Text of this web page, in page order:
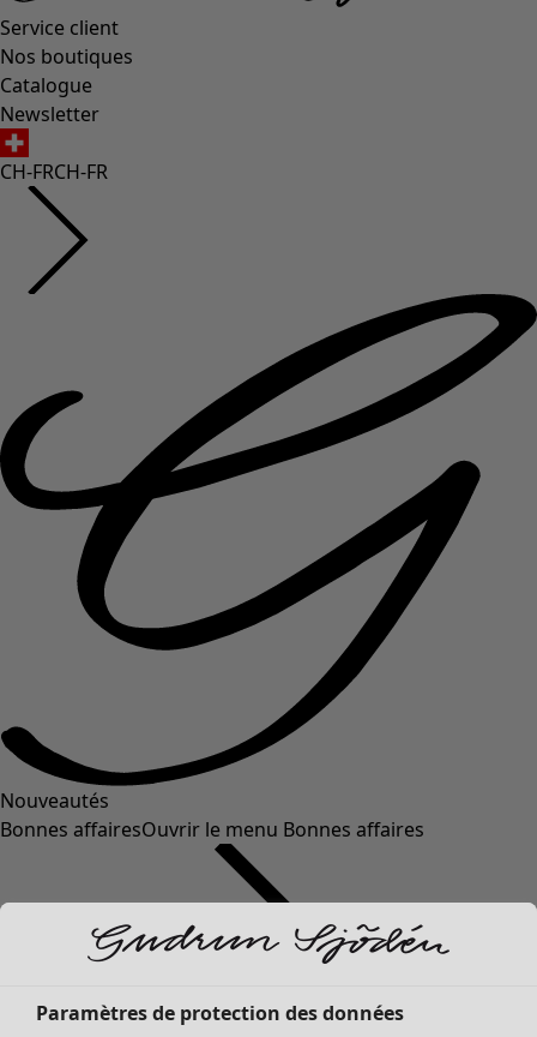
Service client
Nos boutiques
Catalogue
Newsletter
CH-FRCH-FR
Nouveautés
Bonnes affairesOuvrir le menu Bonnes affaires
Paramètres de protection des données